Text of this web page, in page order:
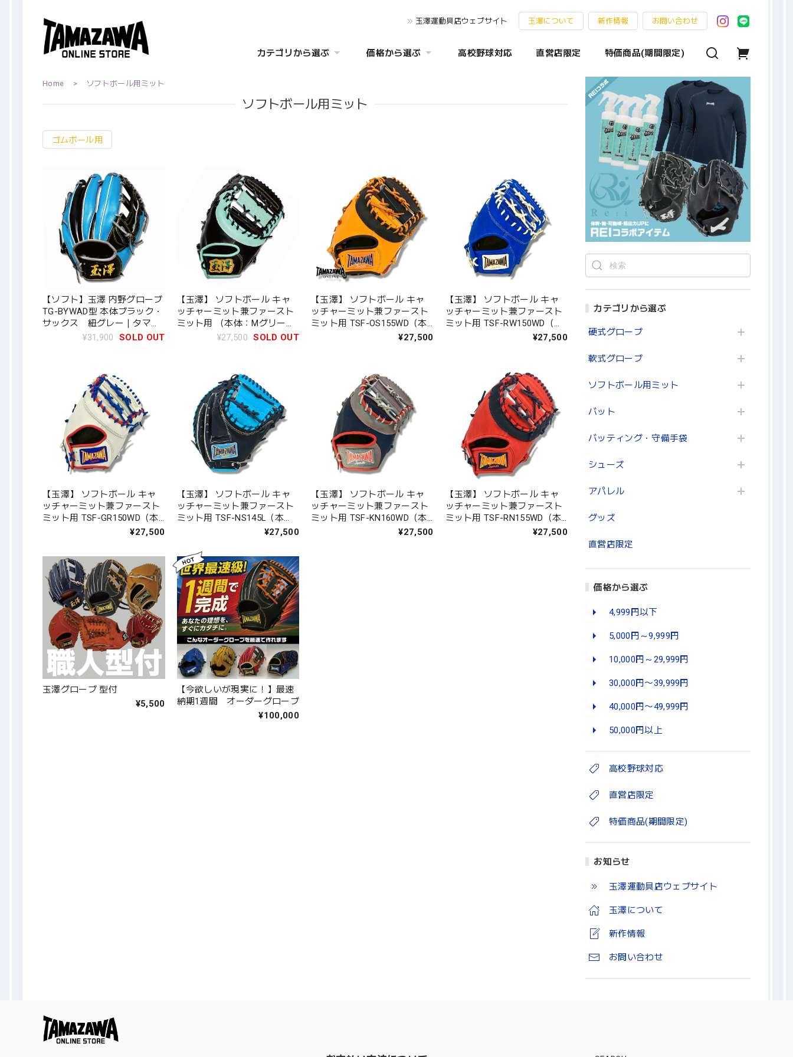
玉澤運動具店ウェブサイト 玉澤について 新作情報 お問い合わせ
カテゴリから選ぶ 価格から選ぶ 高校野球対応 直営店限定 特価商品(期間限定)
カテゴリから選ぶ
硬式グローブ
軟式グローブ
ソフトボール用ミット
バット
バッティング・守備手袋
シューズ
アパレル
グッズ
直営店限定
価格から選ぶ
4,999円以下
5,000円～9,999円
10,000円～29,999円
30,000円〜39,999円
40,000円〜49,999円
50,000円以上
高校野球対応
直営店限定
特価商品(期間限定)
お知らせ
玉澤運動具店ウェブサイト
玉澤について
新作情報
お問い合わせ
Home ソフトボール用ミット
ソフトボール用ミット
ゴムボール用
【ソフト】玉澤 内野グローブ
TG-BYWAD型 本体ブラック・
サックス 紐グレー｜タマザ
¥31,900 SOLD OUT
【玉澤】 ソフトボール キャ
ッチャーミット兼ファースト
ミット用 （本体：Mグリーン
×ブラック 紐：ブラック）｜
¥27,500 SOLD OUT
【玉澤】 ソフトボール キャ
ッチャーミット兼ファースト
ミット用 TSF-OS155WD（本
体：オレンジ×ブラック 紐：
¥27,500
【玉澤】 ソフトボール キャ
ッチャーミット兼ファースト
ミット用 TSF-RW150WD（本
体：ロイヤルブルー×ホワイ
¥27,500
【玉澤】 ソフトボール キャ
ッチャーミット兼ファースト
ミット用 TSF-GR150WD（本
体：Lグレー×ロイヤルブル
¥27,500
【玉澤】 ソフトボール キャ
ッチャーミット兼ファースト
ミット用 TSF-NS145L（本
体：ネイビー×サックス 紐：
¥27,500
【玉澤】 ソフトボール キャ
ッチャーミット兼ファースト
ミット用 TSF-KN160WD（本
体：ネイビー×Dグレー 紐：
¥27,500
【玉澤】 ソフトボール キャ
ッチャーミット兼ファースト
ミット用 TSF-RN155WD（本
体：レッド×ネイビー 紐：ネ
¥27,500
玉澤グローブ 型付
¥5,500
【今欲しいが現実に！】最速
納期1週間 オーダーグローブ
¥100,000